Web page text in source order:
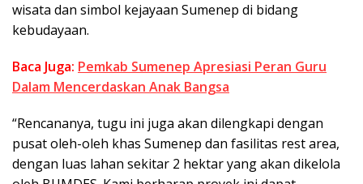
wisata dan simbol kejayaan Sumenep di bidang
kebudayaan.
Baca Juga: Pemkab Sumenep Apresiasi Peran Guru
Dalam Mencerdaskan Anak Bangsa
“Rencananya, tugu ini juga akan dilengkapi dengan
pusat oleh-oleh khas Sumenep dan fasilitas rest area,
dengan luas lahan sekitar 2 hektar yang akan dikelola